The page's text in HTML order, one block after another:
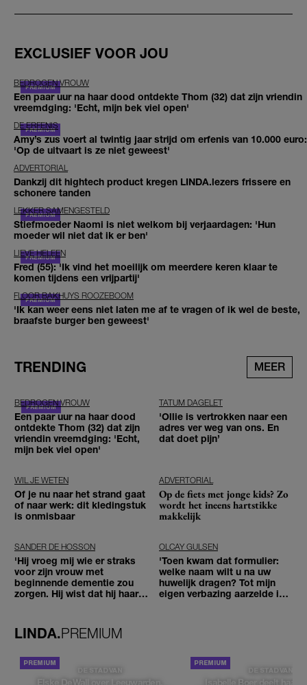
EXCLUSIEF VOOR JOU
BEDROGEN VROUW
Een paar uur na haar dood ontdekte Thom (32) dat zijn vriendin
vreemdging: 'Echt, mijn bek viel open'
DE ERFENIS
Amy’s zus voert al twintig jaar strijd om erfenis van 10.000 euro:
'Op de uitvaart is ze niet geweest'
ADVERTORIAL
Dankzij dit hightech product kregen LINDA.lezers frissere en
schonere tanden
LEKKER SAMENGESTELD
Stiefmoeder Naomi is niet welkom bij verjaardagen: 'Hun
moeder wil niet dat ik er ben'
LIEVE HELEEN
Fred (55): 'Ik vind het moeilijk om meerdere keren klaar te
komen tijdens een vrijpartij'
FLOOR BAKHUYS ROOZEBOOM
'Ik kan weer eens niet laten me af te vragen of ik wel de beste,
braafste burger ben geweest'
TRENDING MEER
BEDROGEN VROUW
Een paar uur na haar dood
ontdekte Thom (32) dat zijn
vriendin vreemdging: 'Echt,
mijn bek viel open'
TATUM DAGELET
'Ollie is vertrokken naar een
adres ver weg van ons. En
dat doet pijn’
WIL JE WETEN
Of je nu naar het strand gaat
of naar werk: dit kledingstuk
is onmisbaar
ADVERTORIAL
Op de fiets met jonge kids? Zo
wordt het ineens hartstikke
makkelijk
SANDER DE HOSSON
'Hij vroeg mij wie er straks
voor zijn vrouw met
beginnende dementie zou
zorgen. Hij wist dat hij haar
OLCAY GULSEN
'Toen kwam dat formulier:
welke naam wilt u na uw
huwelijk dragen? Tot mijn
eigen verbazing aarzelde ik
LINDA.PREMIUM
DE STAD VAN
Elske DeWall over Leeuwarden,
DE STAD VAN
Isabelle Boer deelt haar